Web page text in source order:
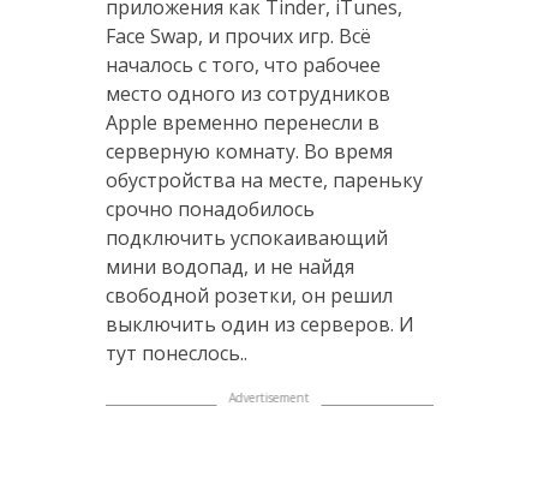
приложения как Tinder, iTunes,
Face Swap, и прочих игр. Всё
началось с того, что рабочее
место одного из сотрудников
Apple временно перенесли в
серверную комнату. Во время
обустройства на месте, пареньку
срочно понадобилось
подключить успокаивающий
мини водопад, и не найдя
свободной розетки, он решил
выключить один из серверов. И
тут понеслось..